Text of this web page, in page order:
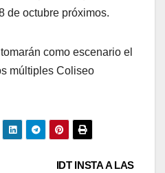
de octubre próximos.
como escenario el
múltiples Coliseo
IDT INSTA A LAS